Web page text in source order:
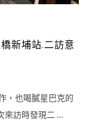
新埔站.二訪意
，也喝膩星巴克的
來訪時發現二 …